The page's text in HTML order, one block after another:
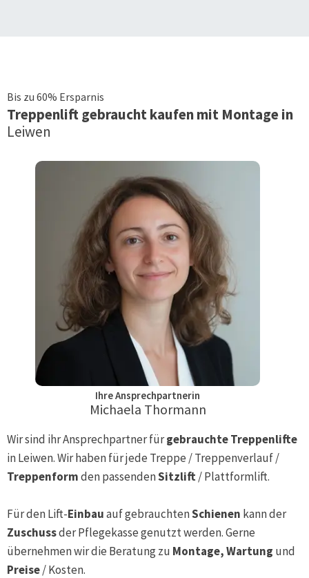
Bis zu 60% Ersparnis
Treppenliftgebraucht kaufen mit Montage in
Leiwen
Ihre Ansprechpartnerin
Michaela Thormann
Wir sind ihr Ansprechpartner fürgebrauchte Treppenlifte
inLeiwen. Wir haben für jede Treppe / Treppenverlauf /
Treppenformden passendenSitzlift/ Plattformlift.
Für den Lift-Einbauauf gebrauchtenSchienen kann der
Zuschussder Pflegekasse genutzt werden. Gerne
übernehmen wir die Beratung zu Montage, Wartung und
Preise/ Kosten.